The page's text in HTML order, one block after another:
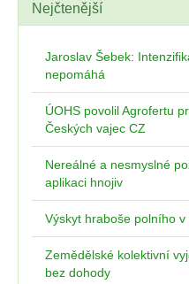
Nejčtenější
Jaroslav Šebek:
nepomáhá
ÚOHS povolil Agrofertu
Českých vajec CZ
Nereálné a nesmyslné
aplikaci hnojiv
Výskyt hraboše polního
Zemědělské kolektivní
bez dohody